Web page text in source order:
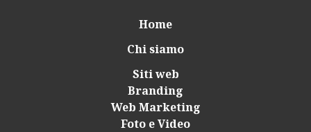
Home
Chi siamo
Siti web
Branding
Web Marketing
Foto e Video